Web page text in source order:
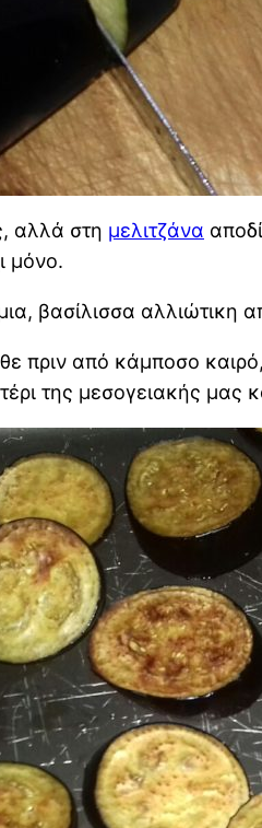
αλλά στη μελιτζάνα
μόνο.
βασίλισσα αλλιώτικη
πριν από κάμποσο
της μεσογειακής μας